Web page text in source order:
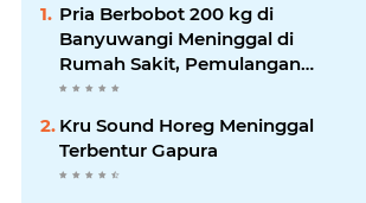
Pria Berbobot 200 kg di
Banyuwangi Meninggal di
Rumah Sakit, Pemulangan
Dibantu Damkar dan Basarnas
Kru Sound Horeg Meninggal
Terbentur Gapura